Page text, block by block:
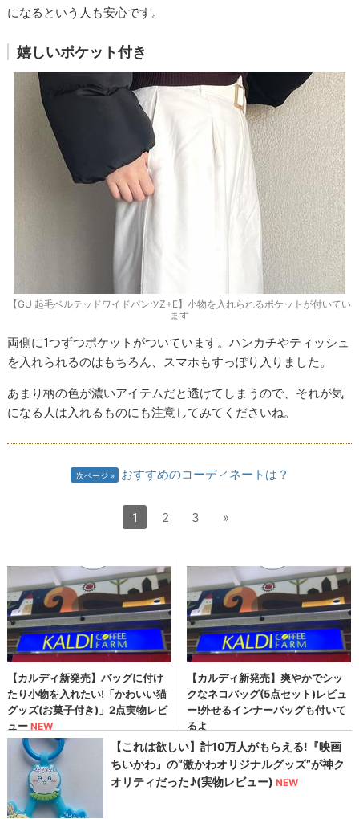
になるという人も安心です。
嬉しいポケット付き
【GU 起毛ベルテッドワイドパンツZ+E】小物を入れられるポケットが付いてい
ます
両側に1つずつポケットがついています。ハンカチやティッシュ
を入れられるのはもちろん、スマホもすっぽり入りました。
あまり柄の色が濃いアイテムだと透けてしまうので、それが気
になる人は入れるものにも注意してみてくださいね。
次ページ おすすめのコーディネートは？
1 2 3 »